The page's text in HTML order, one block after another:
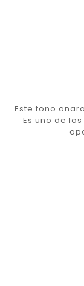
Este tono
Es uno de